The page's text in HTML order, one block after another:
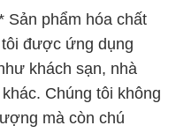
Sản phẩm hóa chất
được ứng dụng
khách sạn, nhà
Chúng tôi không
mà còn chú